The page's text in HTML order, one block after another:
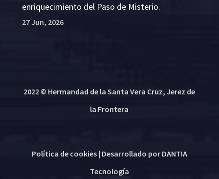
enriquecimiento del Paso de Misterio.
27 Jun, 2026
2022 © Hermandad de la Santa Vera Cruz, Jerez de
la Frontera
Política de cookies| Desarrollado por DANTIA
Tecnología